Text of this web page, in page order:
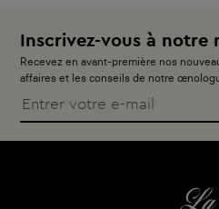
Inscrivez-vous à notre
Recevez en avant-première nos
affaires et les conseils de notre